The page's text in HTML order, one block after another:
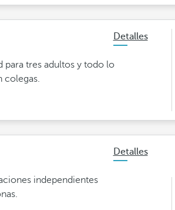
Detalles
para tres adultos y todo lo
colegas.
Detalles
independientes